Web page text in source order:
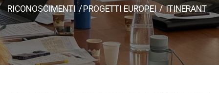
RICONOSCIMENTI
PROGETTI EUROPEI ITINERANT